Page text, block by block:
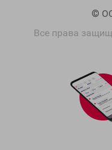
©
Все права